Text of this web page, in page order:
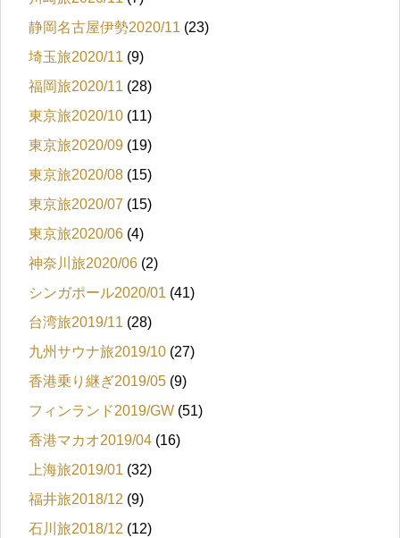
静岡名古屋伊勢2020/11 (23)
埼玉旅2020/11 (9)
福岡旅2020/11 (28)
東京旅2020/10 (11)
東京旅2020/09 (19)
東京旅2020/08 (15)
東京旅2020/07 (15)
東京旅2020/06 (4)
神奈川旅2020/06 (2)
シンガポール2020/01 (41)
台湾旅2019/11 (28)
九州サウナ旅2019/10 (27)
香港乗り継ぎ2019/05 (9)
フィンランド2019/GW (51)
香港マカオ2019/04 (16)
上海旅2019/01 (32)
福井旅2018/12 (9)
石川旅2018/12 (12)